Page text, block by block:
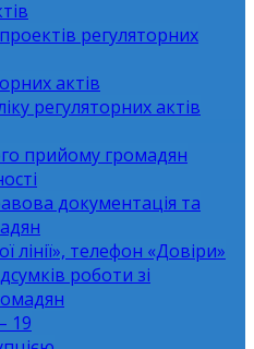
регуляторних
актів
регуляторних актів
прийому громадян
документація та
лінії», телефон «Довіри»
роботи зі
19